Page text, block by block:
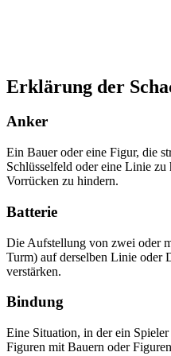
Erklärung der
Anker
Ein Bauer oder eine Figur, die
Schlüsselfeld oder eine Linie zu
Vorrücken zu hindern.
Batterie
Die Aufstellung von zwei oder
Turm) auf derselben Linie oder
verstärken.
Bindung
Eine Situation, in der ein
Figuren mit Bauern oder